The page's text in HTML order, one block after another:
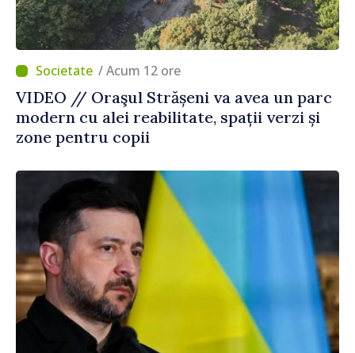
/ Acum 12 ore
VIDEO // Oraşul Strășeni va avea un parc
modern cu alei reabilitate, spații verzi și
zone pentru copii